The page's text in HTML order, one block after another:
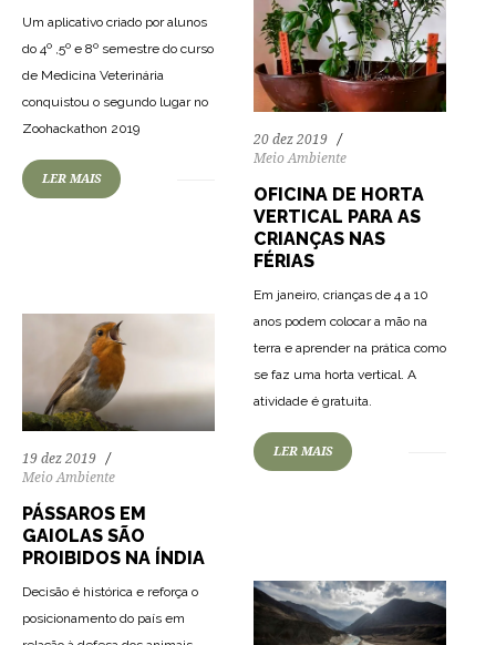
Um aplicativo criado por alunos
do 4º ,5º e 8º semestre do curso
de Medicina Veterinária
conquistou o segundo lugar no
Zoohackathon 2019
LER MAIS
20 dez 2019
Meio Ambiente
OFICINA DE HORTA
VERTICAL PARA AS
CRIANÇAS NAS
FÉRIAS
Em janeiro, crianças de 4 a 10
anos podem colocar a mão na
terra e aprender na prática como
se faz uma horta vertical. A
atividade é gratuita.
LER MAIS
19 dez 2019
Meio Ambiente
PÁSSAROS EM
GAIOLAS SÃO
PROIBIDOS NA ÍNDIA
Decisão é histórica e reforça o
posicionamento do país em
75 2121
83 1745